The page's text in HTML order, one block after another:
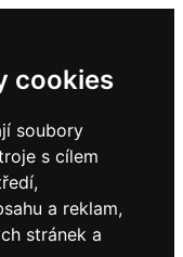
cookies
soubory
s cílem
a reklam,
stránek a